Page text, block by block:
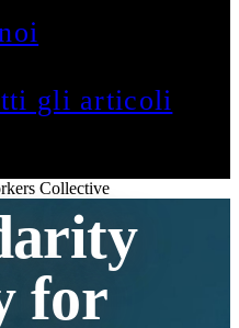
gli articoli
Collective
for